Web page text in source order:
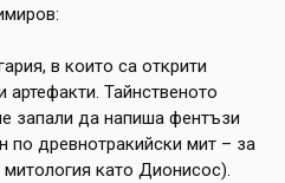
в които са открити
артефакти. Тайнственото
запали да напиша фентъзи
по древнотракийски мит – за
като Дионисос).